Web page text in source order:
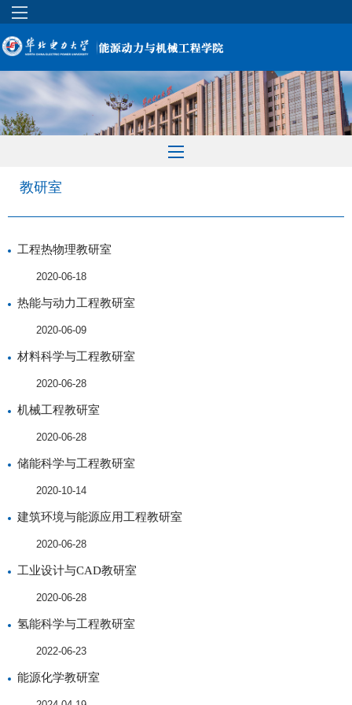
教研室
工程热物理教研室
2020-06-18
热能与动力工程教研室
2020-06-09
材料科学与工程教研室
2020-06-28
机械工程教研室
2020-06-28
储能科学与工程教研室
2020-10-14
建筑环境与能源应用工程教研室
2020-06-28
工业设计与CAD教研室
2020-06-28
氢能科学与工程教研室
2022-06-23
能源化学教研室